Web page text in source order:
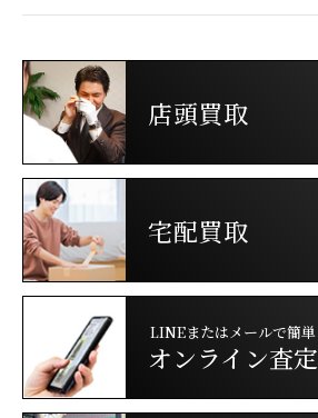
店頭買取
宅配買取
LINEまたはメールで簡単
オンライン査定